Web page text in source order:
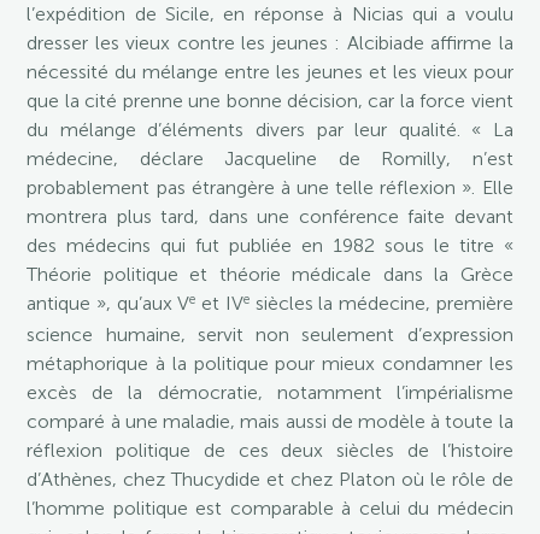
l’expédition de Sicile, en réponse à Nicias qui a voulu
dresser les vieux contre les jeunes : Alcibiade affirme la
nécessité du mélange entre les jeunes et les vieux pour
que la cité prenne une bonne décision, car la force vient
du mélange d’éléments divers par leur qualité. « La
médecine, déclare Jacqueline de Romilly, n’est
probablement pas étrangère à une telle réflexion ». Elle
montrera plus tard, dans une conférence faite devant
des médecins qui fut publiée en 1982 sous le titre «
Théorie politique et théorie médicale dans la Grèce
antique », qu’aux Ve et IVesiècles la médecine, première
science humaine, servit non seulement d’expression
métaphorique à la politique pour mieux condamner les
excès de la démocratie, notamment l’impérialisme
comparé à une maladie, mais aussi de modèle à toute la
réflexion politique de ces deux siècles de l’histoire
d’Athènes, chez Thucydide et chez Platon où le rôle de
l’homme politique est comparable à celui du médecin